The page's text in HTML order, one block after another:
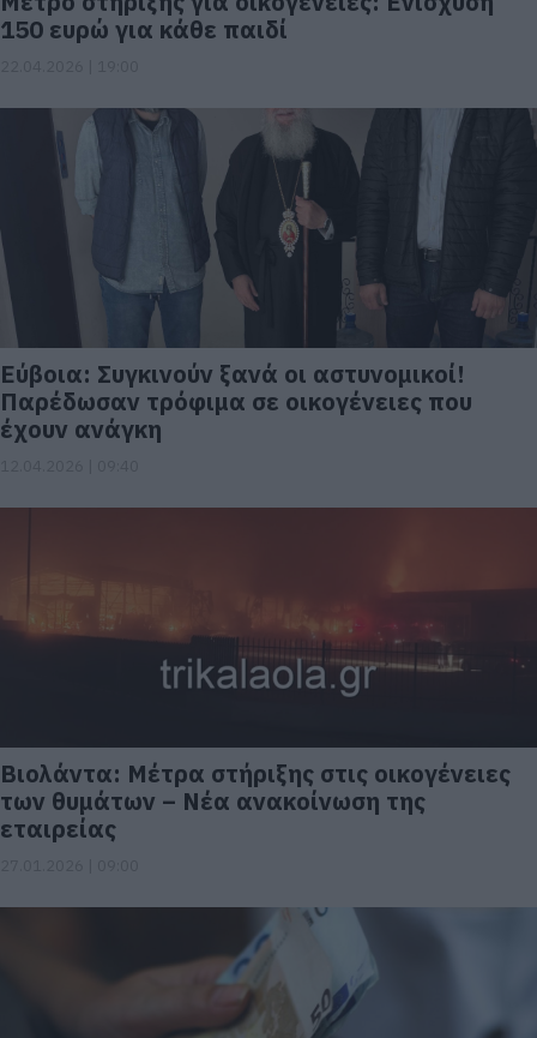
150 ευρώ για κάθε παιδί
Εύβοια: Συγκινούν ξανά οι αστυνομικοί!
Παρέδωσαν τρόφιμα σε οικογένειες που
έχουν ανάγκη
Βιολάντα: Μέτρα στήριξης στις οικογένειες
των θυμάτων – Νέα ανακοίνωση της
εταιρείας